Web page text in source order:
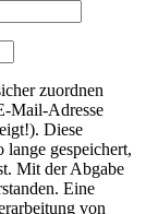
zuordnen
Mail-Adresse
Diese
gespeichert,
Mit der Abgabe
Eine
von